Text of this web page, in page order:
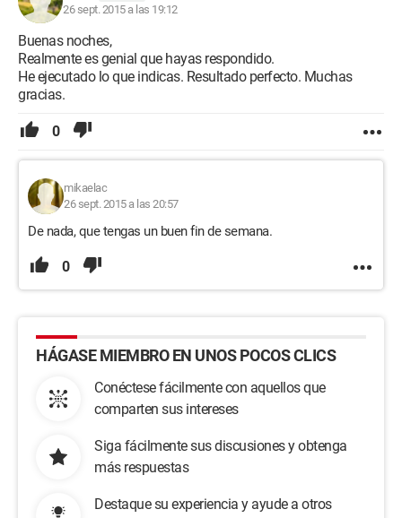
26 sept. 2015 a las 19:12
Buenas noches,
Realmente es genial que hayas respondido.
He ejecutado lo que indicas. Resultado perfecto. Muchas
gracias.
0
mikaelac
26 sept. 2015 a las 20:57
De nada, que tengas un buen fin de semana.
0
HÁGASE MIEMBRO EN UNOS POCOS CLICS
Conéctese fácilmente con aquellos que
comparten sus intereses
Siga fácilmente sus discusiones y obtenga
más respuestas
Destaque su experiencia y ayude a otros